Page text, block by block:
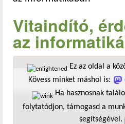
Vitaindító,
az
Ez az oldal a
Kövess minket máshol is:
Ha hasznosnak
folytatódjon, támogasd a
segítségével.